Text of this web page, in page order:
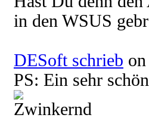
in den WSUS
DESoft schrieb
PS: Ein sehr